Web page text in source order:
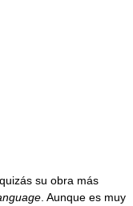
su obra más
. Aunque es muy